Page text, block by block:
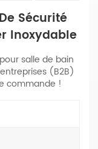
Sécurité
Inoxydable
salle de bain
(B2B)
commande !